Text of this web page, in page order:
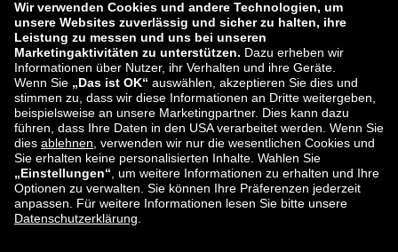
↑ ERHÖHTER UMSATZ
+ MARKENMANAGEMENT
+ DATENERKENNTNISSE